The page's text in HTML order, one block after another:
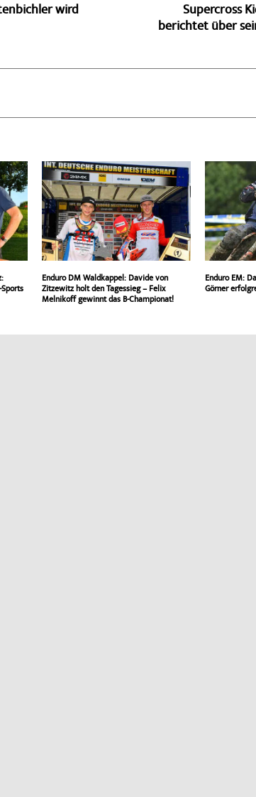
wird
Supercross
berichtet über
Enduro DM Waldkappel: Davide von
Zitzewitz holt den Tagessieg – Felix
Melnikoff gewinnt das B-Championat!
Enduro EM:
Görner